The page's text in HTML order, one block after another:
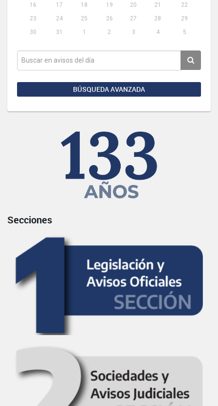
16
17 18 19 20 21
22
23
24 25 26 27 28
29
30
31 1 2 3 4 5
BÚSQUEDA AVANZADA
Secciones